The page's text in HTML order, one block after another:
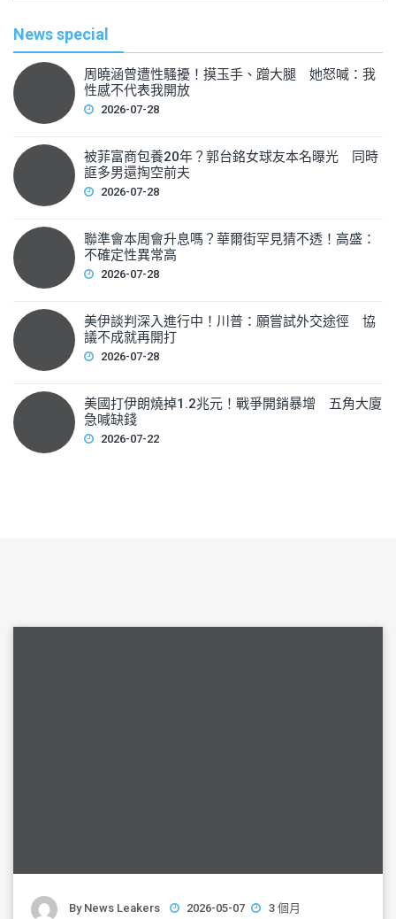
o
k
News special
周曉涵曾遭性騷擾！摸玉手、蹭大腿 她怒喊：我
性感不代表我開放
2026-07-28
被菲富商包養20年？郭台銘女球友本名曝光 同時
誆多男還掏空前夫
2026-07-28
聯準會本周會升息嗎？華爾街罕見猜不透！高盛：
不確定性異常高
2026-07-28
美伊談判深入進行中！川普：願嘗試外交途徑 協
議不成就再開打
2026-07-28
美國打伊朗燒掉1.2兆元！戰爭開銷暴增 五角大廈
急喊缺錢
2026-07-22
By News Leakers 2026-05-07
3 個月